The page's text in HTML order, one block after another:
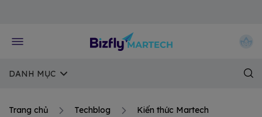
DANH MỤC
Trang chủ Techblog Kiến thức Martech